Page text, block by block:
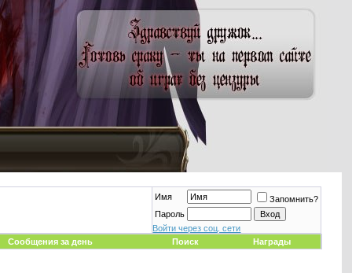
Имя
Запомнить?
Пароль
Войти через соц. сети
Сообщения за день
Поиск Награды